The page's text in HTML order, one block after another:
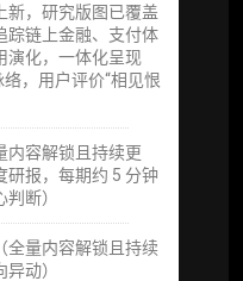
新，研究版图已覆盖
踪链上金融、支付体
演化，一体化呈现
，用户评价“相见恨
内容解锁且持续更
研报，每期约 5 分钟
断）
全量内容解锁且持续
动）
研报基础上，进一步
角附录、结构化数
库，将研报内容沉淀
追踪的机构级研究
题/选题经审核通过
团队为你开展专项
取重点赛道、项目